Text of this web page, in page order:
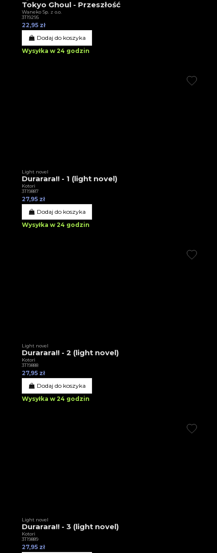
Tokyo Ghoul - Przeszłość
Waneko Sp. z o.o.
3T19295
22,95 zł
Dodaj do koszyka
Wysyłka w 24 godzin
Light novel
Durarara!! - 1 (light novel)
Kotori
3T19887
27,95 zł
Dodaj do koszyka
Wysyłka w 24 godzin
Light novel
Durarara!! - 2 (light novel)
Kotori
3T19888
27,95 zł
Dodaj do koszyka
Wysyłka w 24 godzin
Light novel
Durarara!! - 3 (light novel)
Kotori
3T19889
27,95 zł